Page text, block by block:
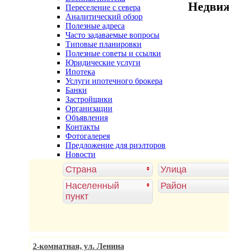
Переселение с севера
Аналитический обзор
Полезные адреса
Часто задаваемые вопросы
Типовые планировки
Полезные советы и ссылки
Юридические услуги
Ипотека
Услуги ипотечного брокера
Банки
Застройщики
Организации
Объявления
Контакты
Фотогалерея
Предложение для риэлторов
Новости
Страна
Населенный
пункт
Улица
Район
2-комнатная, ул. Ленина